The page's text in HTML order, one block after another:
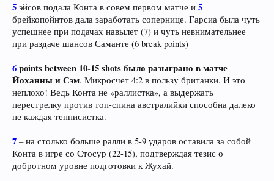
5 эйсов подала Конта в совем первом матче и 5
брейкопойнтов дала заработать сопернице. Гарсиа была чуть
успешнее при подачах навылет (7) и чуть невнимательнее
при раздаче шансов Саманте (6 break points)
6points between 10-15 shots было разыграно в матче
Йоханны и Сэм. Микросчет 4:2 в пользу британки. И это
неплохо! Ведь Конта не «раллистка», а выдержать
перестрелку против топ-спина австралийки способна далеко
не каждая теннисистка.
7 – на столько больше ралли в 5-9 ударов оставила за собой
Конта в игре со Стосур (22-15), подтверждая тезис о
добротном уровне подготовки к Жухай.